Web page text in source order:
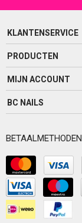
KLANTENSERVICE
PRODUCTEN
MIJN ACCOUNT
BC NAILS
BETAALMETHODEN